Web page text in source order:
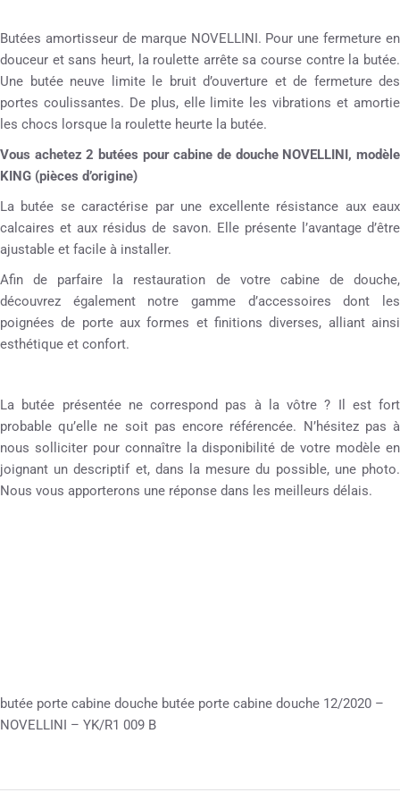
Butées amortisseur de marque NOVELLINI. Pour une fermeture en
douceur et sans heurt, la roulette arrête sa course contre la butée.
Une butée neuve limite le bruit d’ouverture et de fermeture des
portes coulissantes. De plus, elle limite les vibrations et amortie
les chocs lorsque la roulette heurte la butée.
Vous achetez 2 butées pour cabine de douche NOVELLINI, modèle
KING (pièces d’origine)
La butée se caractérise par une excellente résistance aux eaux
calcaires et aux résidus de savon. Elle présente l’avantage d’être
ajustable et facile à installer.
Afin de parfaire la restauration de votre cabine de douche,
découvrez également notre gamme d’accessoires dont les
poignées de porte aux formes et finitions diverses, alliant ainsi
esthétique et confort.
La butée présentée ne correspond pas à la vôtre ? Il est fort
probable qu’elle ne soit pas encore référencée. N’hésitez pas à
nous solliciter pour connaître la disponibilité de votre modèle en
joignant un descriptif et, dans la mesure du possible, une photo.
Nous vous apporterons une réponse dans les meilleurs délais.
butée porte cabine douche butée porte cabine douche 12/2020 –
NOVELLINI – YK/R1 009 B